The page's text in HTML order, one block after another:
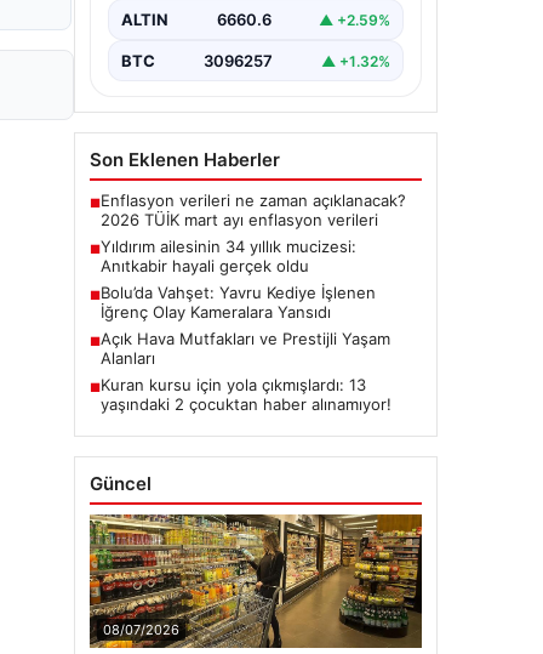
ALTIN 6660.6 ▲ +2.59%
BTC 3096257 ▲ +1.32%
Son Eklenen Haberler
■Enflasyon verileri ne zaman açıklanacak?
2026 TÜİK mart ayı enflasyon verileri
■Yıldırım ailesinin 34 yıllık mucizesi:
Anıtkabir hayali gerçek oldu
■Bolu’da Vahşet: Yavru Kediye İşlenen
İğrenç Olay Kameralara Yansıdı
■Açık Hava Mutfakları ve Prestijli Yaşam
Alanları
■Kuran kursu için yola çıkmışlardı: 13
yaşındaki 2 çocuktan haber alınamıyor!
Güncel
08/07/2026